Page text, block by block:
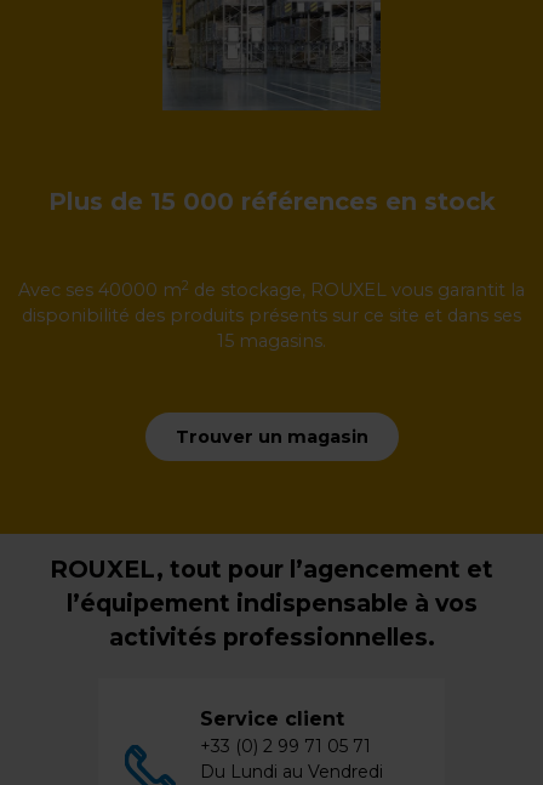
Plus de 15 000 références en stock
Avec ses 40000 m2 de stockage, ROUXEL vous garantit la
disponibilité des produits présents sur ce site et dans ses
15 magasins.
Trouver un magasin
ROUXEL, tout pour l’agencement et
l’équipement indispensable à vos
activités professionnelles.
Service client
+33 (0) 2 99 71 05 71
Du Lundi au Vendredi